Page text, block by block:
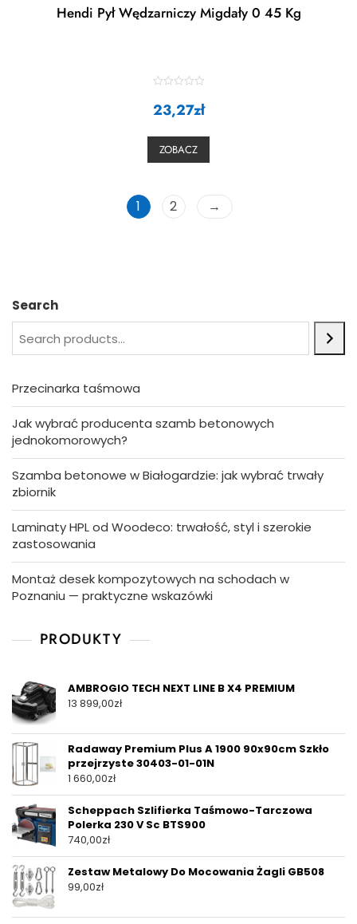
Hendi Pył Wędzarniczy Migdały 0 45 Kg
a
t
u
23,27zł
ZOBACZ
1 2 →
Search
Przecinarka taśmowa
Jak wybrać producenta szamb betonowych
jednokomorowych?
Szamba betonowe w Białogardzie: jak wybrać trwały
zbiornik
Laminaty HPL od Woodeco: trwałość, styl i szerokie
zastosowania
Montaż desek kompozytowych na schodach w
Poznaniu — praktyczne wskazówki
PRODUKTY
AMBROGIO TECH NEXT LINE B X4 PREMIUM
13 899,00zł
Radaway Premium Plus A 1900 90x90cm Szkło
przejrzyste 30403-01-01N
1 660,00zł
Scheppach Szlifierka Taśmowo-Tarczowa
Polerka 230 V Sc BTS900
740,00zł
Zestaw Metalowy Do Mocowania Żagli GB508
99,00zł